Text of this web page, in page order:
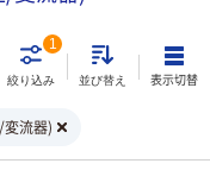
絞り込み
1
並び替え 表示切替
流器)